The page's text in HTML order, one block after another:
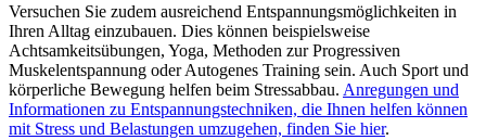
Versuchen Sie zudem ausreichend Entspannungsmöglichkeiten in
Ihren Alltag einzubauen. Dies können beispielsweise
Achtsamkeitsübungen, Yoga, Methoden zur Progressiven
Muskelentspannung oder Autogenes Training sein. Auch Sport und
körperliche Bewegung helfen beim Stressabbau. Anregungen und
Informationen zu Entspannungstechniken, die Ihnen helfen können
mit Stress und Belastungen umzugehen, finden Sie hier.